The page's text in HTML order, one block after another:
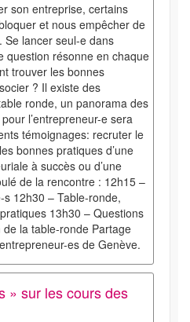
son entreprise, certains
et nous empêcher de
Se lancer seul-e dans
question résonne en chaque
trouver les bonnes
? Il existe des
ronde, un panorama des
l’entrepreneur-e sera
témoignages: recruter le
bonnes pratiques d’une
à succès ou d’une
de la rencontre : 12h15 –
12h30 – Table-ronde,
13h30 – Questions
la table-ronde Partage
es de Genève.
» sur les cours des